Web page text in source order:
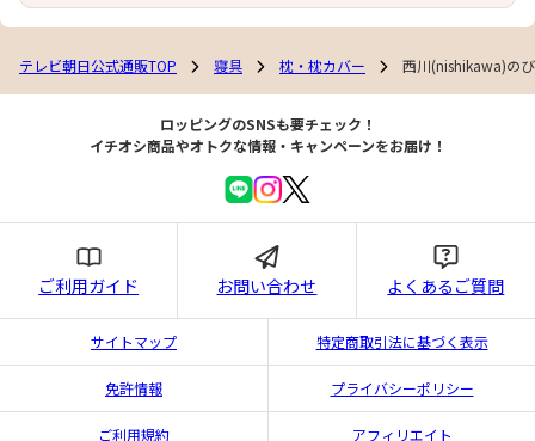
テレビ朝日公式通販TOP 寝具 枕・枕カバー 西川(nishikawa)の
ロッピングのSNSも要チェック！
イチオシ商品やオトクな情報・キャンペーンをお届け！
ご利用ガイド お問い合わせ よくあるご質問
サイトマップ 特定商取引法に基づく表示
免許情報 プライバシーポリシー
ご利用規約 アフィリエイト